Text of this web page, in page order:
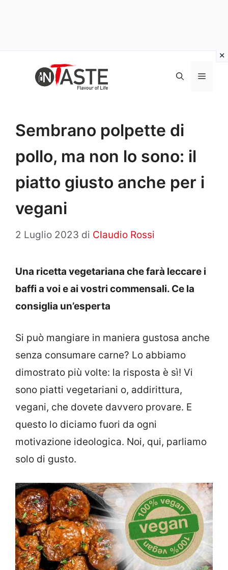
Menu
Sembrano polpette di
pollo, ma non lo sono: il
piatto giusto anche per i
vegani
2 Luglio 2023 di Claudio Rossi
Una ricetta vegetariana che farà leccare i
baffi a voi e ai vostri commensali. Ce la
consiglia un’esperta
Si può mangiare in maniera gustosa anche
senza consumare carne? Lo abbiamo
dimostrato più volte: la risposta è sì! Vi
sono piatti vegetariani o, addirittura,
vegani, che dovete davvero provare. E
questo lo diciamo fuori da ogni
motivazione ideologica. Noi, qui, parliamo
solo di gusto.